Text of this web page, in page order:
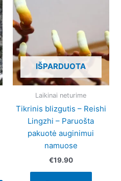
product
has
multiple
variants.
The
options
may
chosen
IŠPARDUOTA
Laikinai neturime
Tikrinis blizgutis – Reishi
Lingzhi – Paruošta
pakuotė auginimui
namuose
€19.90